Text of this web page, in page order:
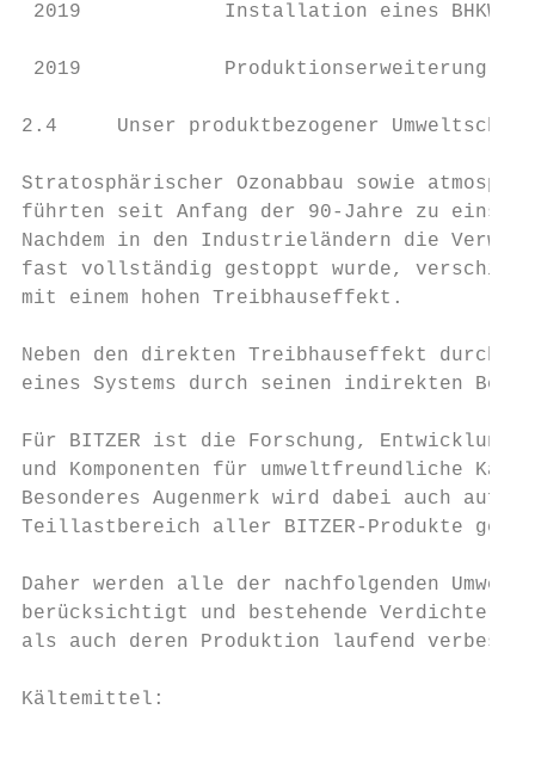
2019            Installation eines BHKW am
2019            Produktionserweiterung
2.4     Unser produktbezogener Umweltschutz
Stratosphärischer Ozonabbau sowie
führten seit Anfang der 90-Jahre zu
Nachdem in den Industrieländern die
fast vollständig gestoppt wurde,
mit einem hohen Treibhauseffekt.
Neben den direkten Treibhauseffekt durch
eines Systems durch seinen indirekten
Für BITZER ist die Forschung,
und Komponenten für umweltfreundliche
Besonderes Augenmerk wird dabei auch
Teillastbereich aller BITZER-Produkte
Daher werden alle der nachfolgenden
berücksichtigt und bestehende Verdichter
als auch deren Produktion laufend
Kältemittel: